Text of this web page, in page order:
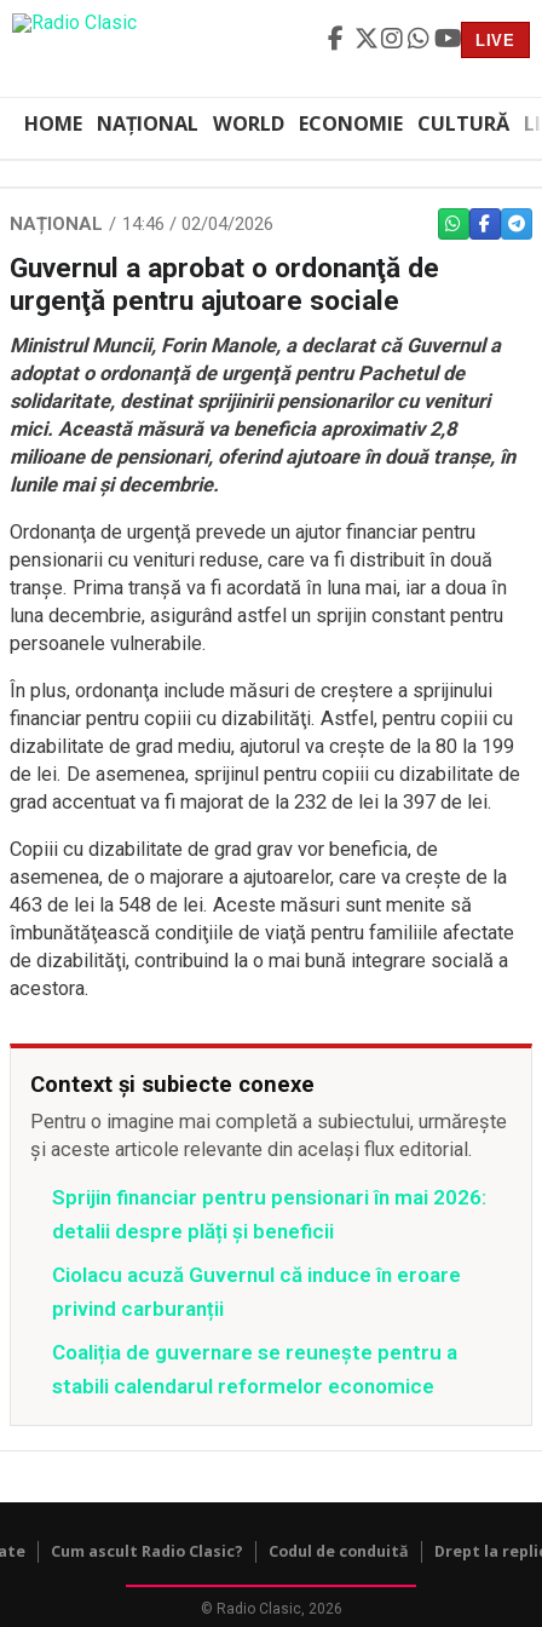
LIVE
HOME NAȚIONAL WORLD ECONOMIE CULTURĂ
NAȚIONAL 14:46 / 02/04/2026 WHATSAPP
Guvernul a aprobat o ordonanţă de
urgenţă pentru ajutoare sociale
Ministrul Muncii, Forin Manole, a declarat că Guvernul a
adoptat o ordonanţă de urgenţă pentru Pachetul de
solidaritate, destinat sprijinirii pensionarilor cu venituri
mici. Această măsură va beneficia aproximativ 2,8
milioane de pensionari, oferind ajutoare în două tranşe, în
lunile mai şi decembrie.
Ordonanţa de urgenţă prevede un ajutor financiar pentru
pensionarii cu venituri reduse, care va fi distribuit în două
tranşe. Prima tranşă va fi acordată în luna mai, iar a doua în
luna decembrie, asigurând astfel un sprijin constant pentru
persoanele vulnerabile.
În plus, ordonanţa include măsuri de creştere a sprijinului
financiar pentru copiii cu dizabilităţi. Astfel, pentru copiii cu
dizabilitate de grad mediu, ajutorul va creşte de la 80 la 199
de lei. De asemenea, sprijinul pentru copiii cu dizabilitate de
grad accentuat va fi majorat de la 232 de lei la 397 de lei.
Copiii cu dizabilitate de grad grav vor beneficia, de
asemenea, de o majorare a ajutoarelor, care va creşte de la
463 de lei la 548 de lei. Aceste măsuri sunt menite să
îmbunătăţească condiţiile de viaţă pentru familiile afectate
de dizabilităţi, contribuind la o mai bună integrare socială a
acestora.
Context și subiecte conexe
Pentru o imagine mai completă a subiectului, urmărește
și aceste articole relevante din același flux editorial.
Sprijin financiar pentru pensionari în mai 2026:
detalii despre plăți și beneficii
Ciolacu acuză Guvernul că induce în eroare
privind carburanții
Coaliția de guvernare se reunește pentru a
stabili calendarul reformelor economice
Cum ascult Radio Clasic? Codul de conduită Drept la
© Radio Clasic, 2026